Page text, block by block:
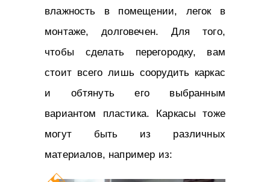
влажность в помещении, легок в
монтаже, долговечен. Для того,
чтобы сделать перегородку, вам
стоит всего лишь соорудить каркас
и обтянуть его выбранным
вариантом пластика. Каркасы тоже
могут быть из различных
материалов, например из: